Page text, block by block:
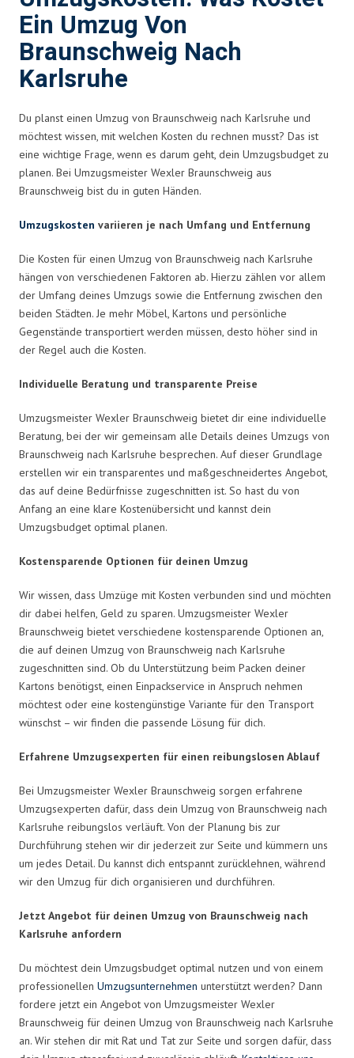
Ein Umzug Von
Braunschweig Nach
Karlsruhe
Du planst einen Umzug von Braunschweig nach Karlsruhe und
möchtest wissen, mit welchen Kosten du rechnen musst? Das ist
eine wichtige Frage, wenn es darum geht, dein Umzugsbudget zu
planen. Bei Umzugsmeister Wexler Braunschweig aus
Braunschweig bist du in guten Händen.
Umzugskosten variieren je nach Umfang und Entfernung
Die Kosten für einen Umzug von Braunschweig nach Karlsruhe
hängen von verschiedenen Faktoren ab. Hierzu zählen vor allem
der Umfang deines Umzugs sowie die Entfernung zwischen den
beiden Städten. Je mehr Möbel, Kartons und persönliche
Gegenstände transportiert werden müssen, desto höher sind in
der Regel auch die Kosten.
Individuelle Beratung und transparente Preise
Umzugsmeister Wexler Braunschweig bietet dir eine individuelle
Beratung, bei der wir gemeinsam alle Details deines Umzugs von
Braunschweig nach Karlsruhe besprechen. Auf dieser Grundlage
erstellen wir ein transparentes und maßgeschneidertes Angebot,
das auf deine Bedürfnisse zugeschnitten ist. So hast du von
Anfang an eine klare Kostenübersicht und kannst dein
Umzugsbudget optimal planen.
Kostensparende Optionen für deinen Umzug
Wir wissen, dass Umzüge mit Kosten verbunden sind und möchten
dir dabei helfen, Geld zu sparen. Umzugsmeister Wexler
Braunschweig bietet verschiedene kostensparende Optionen an,
die auf deinen Umzug von Braunschweig nach Karlsruhe
zugeschnitten sind. Ob du Unterstützung beim Packen deiner
Kartons benötigst, einen Einpackservice in Anspruch nehmen
möchtest oder eine kostengünstige Variante für den Transport
wünschst – wir finden die passende Lösung für dich.
Erfahrene Umzugsexperten für einen reibungslosen Ablauf
Bei Umzugsmeister Wexler Braunschweig sorgen erfahrene
Umzugsexperten dafür, dass dein Umzug von Braunschweig nach
Karlsruhe reibungslos verläuft. Von der Planung bis zur
Durchführung stehen wir dir jederzeit zur Seite und kümmern uns
um jedes Detail. Du kannst dich entspannt zurücklehnen, während
wir den Umzug für dich organisieren und durchführen.
Jetzt Angebot für deinen Umzug von Braunschweig nach
Karlsruhe anfordern
Du möchtest dein Umzugsbudget optimal nutzen und von einem
professionellen Umzugsunternehmen unterstützt werden? Dann
fordere jetzt ein Angebot von Umzugsmeister Wexler
Braunschweig für deinen Umzug von Braunschweig nach Karlsruhe
an. Wir stehen dir mit Rat und Tat zur Seite und sorgen dafür, dass